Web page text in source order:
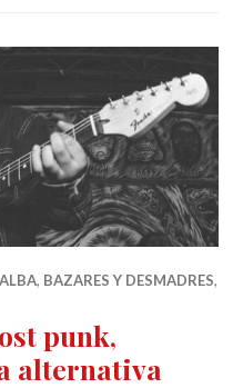
, BAZARES Y DESMADRES,
punk,
alternativa